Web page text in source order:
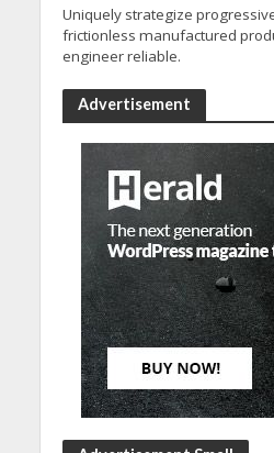
Uniquely strategize
frictionless manufactured
engineer reliable.
Advertisement